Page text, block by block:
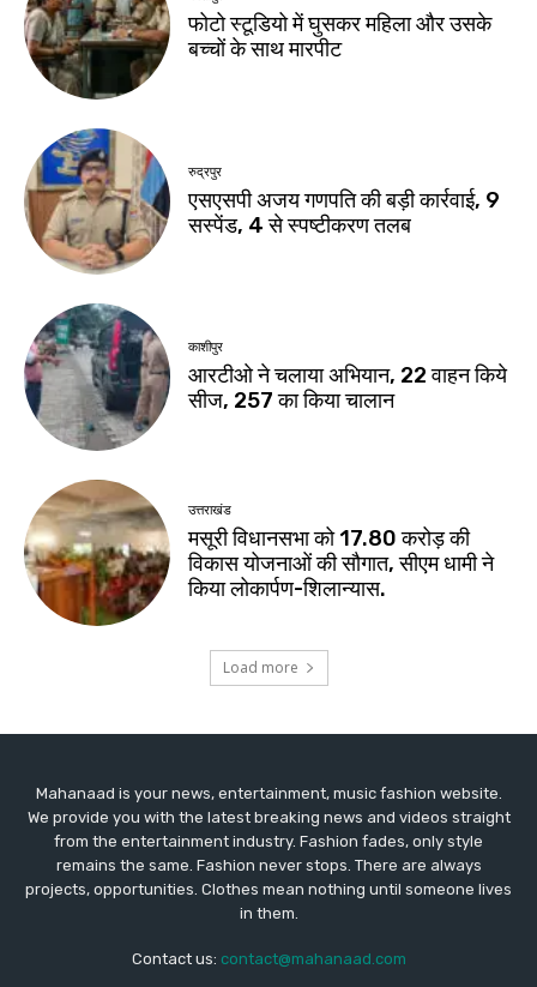
Mahanaad is your news, entertainment, music fashion website.
We provide you with the latest breaking news and videos straight
from the entertainment industry. Fashion fades, only style
remains the same. Fashion never stops. There are always
projects, opportunities. Clothes mean nothing until someone lives
in them.
Contact us: contact@mahanaad.com